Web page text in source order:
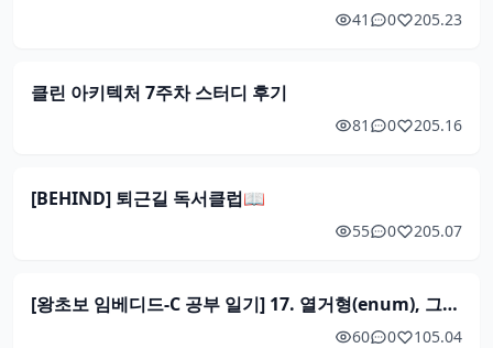
41 0 205.23
클린 아키텍처 7주차 스터디 후기
81 0 205.16
[BEHIND] 퇴근길 독서클럽📖
55 0 205.07
[왕초보 임베디드-C 공부 일기] 17. 열거형(enum), 그리고...다음 챕터로!
60 0 105.04